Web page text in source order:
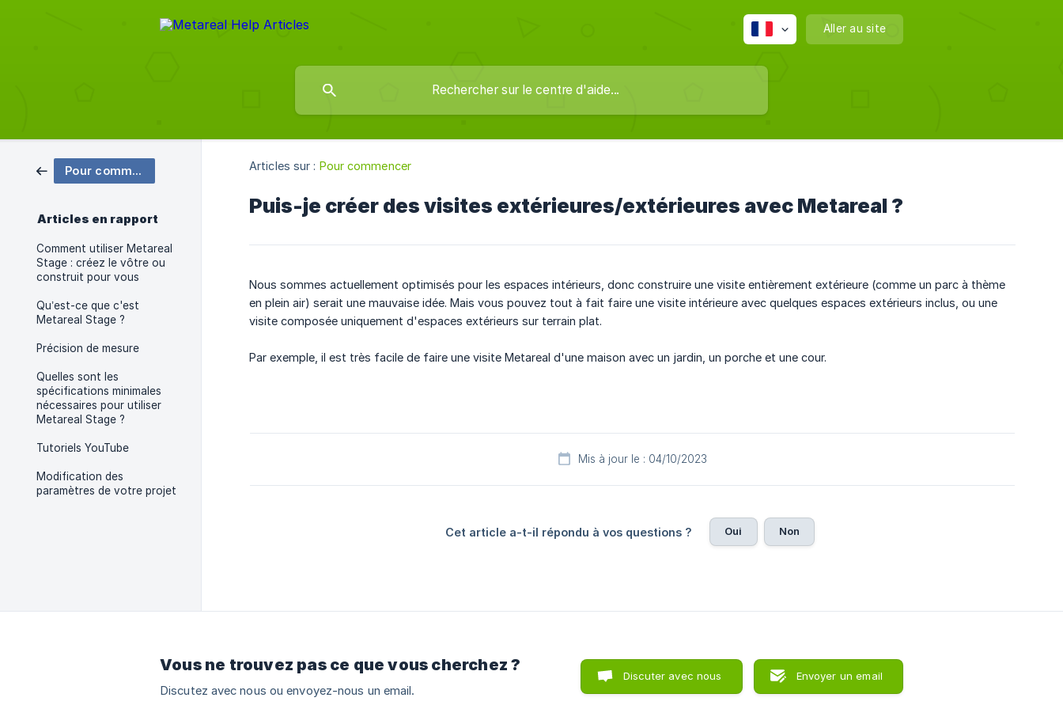
Aller au site
Pour commencer
Articles en rapport
Comment utiliser Metareal
Stage : créez le vôtre ou
construit pour vous
Qu’est-ce que c'est
Metareal Stage ?
Précision de mesure
Quelles sont les
spécifications minimales
nécessaires pour utiliser
Metareal Stage ?
Tutoriels YouTube
Modification des
paramètres de votre projet
Articles sur : Pour commencer
Puis-je créer des visites extérieures/extérieures avec Metareal ?
Nous sommes actuellement optimisés pour les espaces intérieurs, donc construire une visite entièrement extérieure (comme un parc à thème
en plein air) serait une mauvaise idée. Mais vous pouvez tout à fait faire une visite intérieure avec quelques espaces extérieurs inclus, ou une
visite composée uniquement d'espaces extérieurs sur terrain plat.
Par exemple, il est très facile de faire une visite Metareal d'une maison avec un jardin, un porche et une cour.
Mis à jour le : 04/10/2023
Cet article a-t-il répondu à vos questions ? Oui Non
Vous ne trouvez pas ce que vous cherchez ?
Discutez avec nous ou envoyez-nous un email.
Discuter avec nous Envoyer un email